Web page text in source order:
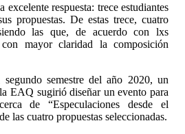
respuesta: trece estudiantes
propuestas. De estas trece, cuatro
las que, de acuerdo con lxs
con mayor claridad la composición
semestre del año 2020, un
EAQ sugirió diseñar un evento para
de “Especulaciones desde el
las cuatro propuestas seleccionadas.